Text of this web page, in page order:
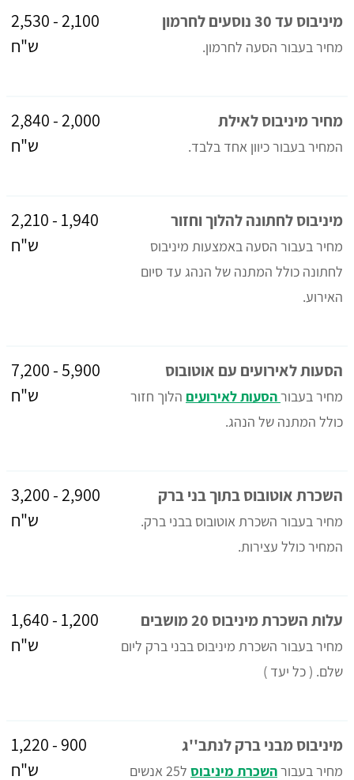
מיניבוס עד 30 נוסעים לחרמון
מחיר בעבור הסעה לחרמון.
2,100 - 2,530
ש"ח
מחיר מיניבוס לאילת
המחיר בעבור כיוון אחד בלבד.
2,000 - 2,840
ש"ח
מיניבוס לחתונה להלוך וחזור
מחיר בעבור הסעה באמצעות מיניבוס
לחתונה כולל המתנה של הנהג עד סיום
האירוע.
1,940 - 2,210
ש"ח
הסעות לאירועים עם אוטובוס
מחיר בעבורהסעות לאירועים הלוך חזור
כולל המתנה של הנהג.
5,900 - 7,200
ש"ח
השכרת אוטובוס בתוך בני ברק
מחיר בעבור השכרת אוטובוס בבני ברק.
המחיר כולל עצירות.
2,900 - 3,200
ש"ח
עלות השכרת מיניבוס 20 מושבים
מחיר בעבור השכרת מיניבוס בבני ברק ליום
שלם. ( כל יעד )
1,200 - 1,640
ש"ח
מיניבוס מבני ברק לנתב''ג
מחיר בעבורהשכרת מיניבוס ל25 אנשים
900 - 1,220
ש"ח